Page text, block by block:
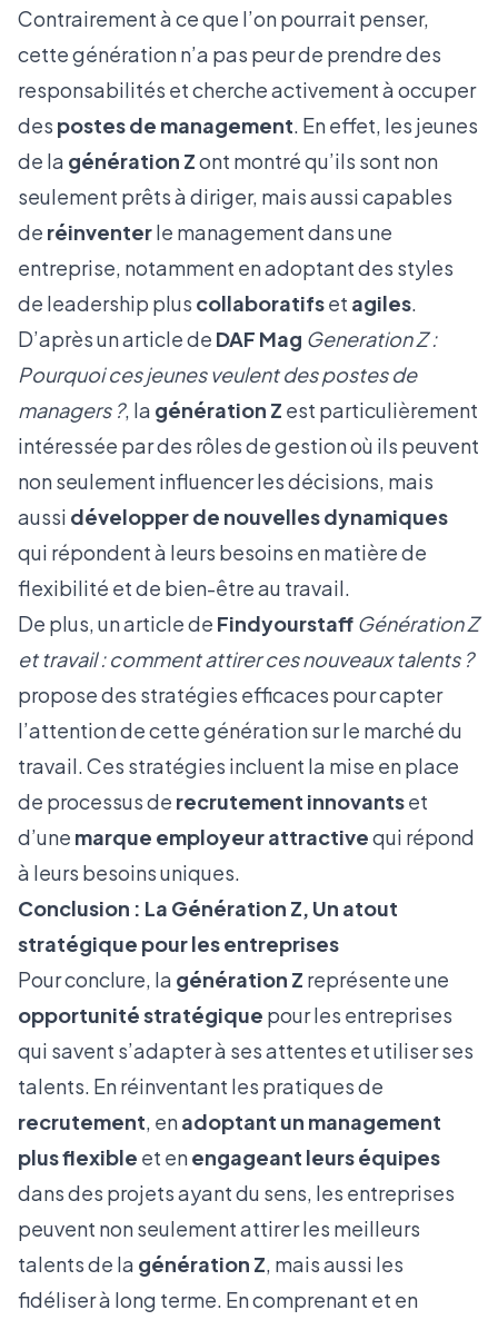
Contrairement à ce que l’on pourrait penser,
cette génération n’a pas peur de prendre des
responsabilités et cherche activement à occuper
des postes de management. En effet, les jeunes
de la génération Zont montré qu’ils sont non
seulement prêts à diriger, mais aussi capables
de réinventerle management dans une
entreprise, notamment en adoptant des styles
de leadership plus collaboratifset agiles.
D’après un article de DAF Mag Generation Z :
Pourquoi ces jeunes veulent des postes de
managers ?, la génération Z est particulièrement
intéressée par des rôles de gestion où ils peuvent
non seulement influencer les décisions, mais
aussi développer de nouvelles dynamiques
qui répondent à leurs besoins en matière de
flexibilité et de bien-être au travail.
De plus, un article de Findyourstaff Génération Z
et travail : comment attirer ces nouveaux talents ?
propose des stratégies efficaces pour capter
l’attention de cette génération sur le marché du
travail. Ces stratégies incluent la mise en place
de processus de recrutement innovantset
d’une marque employeur attractivequi répond
à leurs besoins uniques.
Conclusion : La Génération Z, Un atout
stratégique pour les entreprises
Pour conclure, la génération Z représente une
opportunité stratégique pour les entreprises
qui savent s’adapter à ses attentes et utiliser ses
talents. En réinventant les pratiques de
recrutement, enadoptant un management
plus flexible et enengageant leurs équipes
dans des projets ayant du sens, les entreprises
peuvent non seulement attirer les meilleurs
talents de la génération Z, mais aussi les
fidéliser à long terme. En comprenant et en